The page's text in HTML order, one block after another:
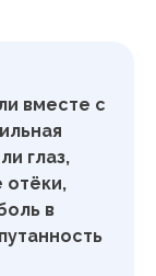
вместе с
глаз,
отёки,
в